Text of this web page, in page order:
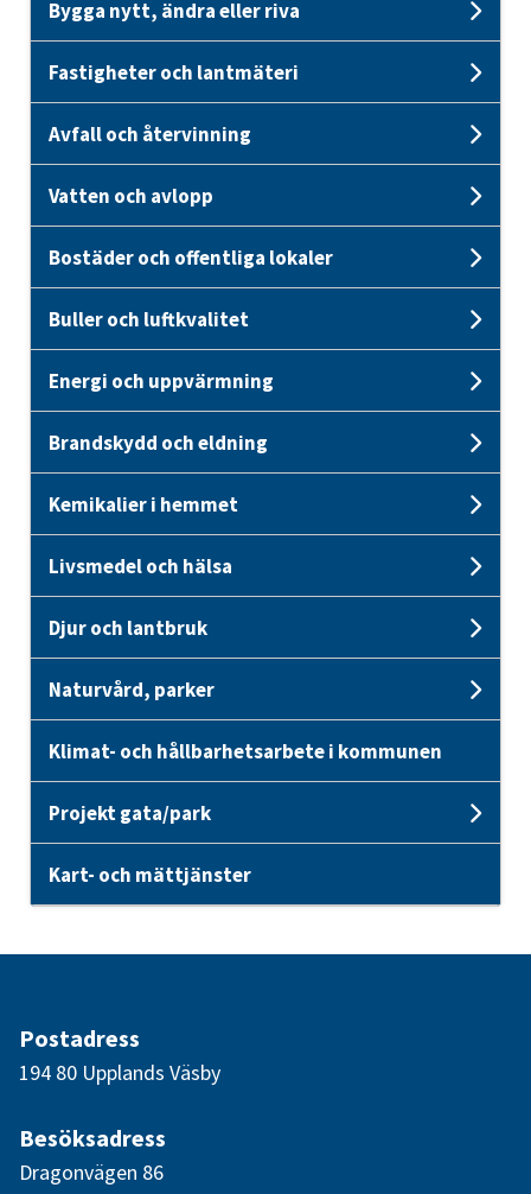
Bygga nytt, ändra eller riva
Fastigheter och lantmäteri
Avfall och återvinning
Vatten och avlopp
Bostäder och offentliga lokaler
Buller och luftkvalitet
Energi och uppvärmning
Brandskydd och eldning
Kemikalier i hemmet
Livsmedel och hälsa
Djur och lantbruk
Naturvård, parker
Klimat- och hållbarhetsarbete i kommunen
Projekt gata/park
Kart- och mättjänster
Postadress
194 80 Upplands Väsby
Besöksadress
Dragonvägen 86